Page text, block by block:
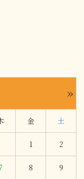
»
金 土
1 2
8 9